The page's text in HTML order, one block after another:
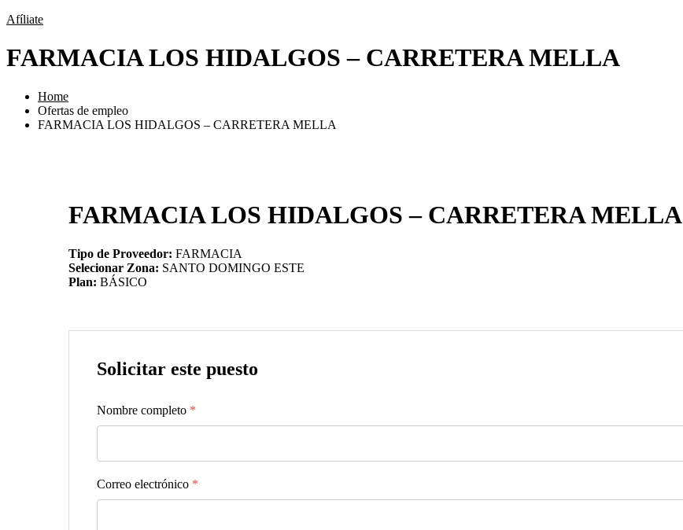
Afíliate
FARMACIA LOS HIDALGOS – CARRETERA MELLA
Home
Ofertas de empleo
FARMACIA LOS HIDALGOS – CARRETERA MELLA
FARMACIA LOS HIDALGOS – CARRETERA MELLA
Tipo de Proveedor: FARMACIA
Selecionar Zona: SANTO DOMINGO ESTE
Plan: BÁSICO
Solicitar este puesto
Nombre completo *
Correo electrónico *